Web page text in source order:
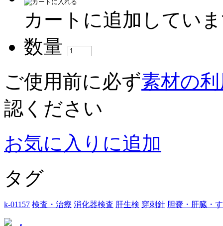
カートに追加してい
数量
ご使用前に必ず素材の
認ください
お気に入りに追加
タグ
k-01157 検査・治療 消化器検査 肝生検 穿刺針 胆嚢・肝臓・